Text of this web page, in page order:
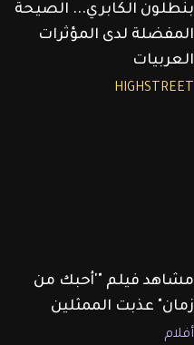
بنطلون الكابري... الصيحة
المفضلة لدى المؤثرات
العربيات
HIGHSTREET
مشاهد فيلم "'أحبك من
زمان" عذبت الممثلين
أفلام